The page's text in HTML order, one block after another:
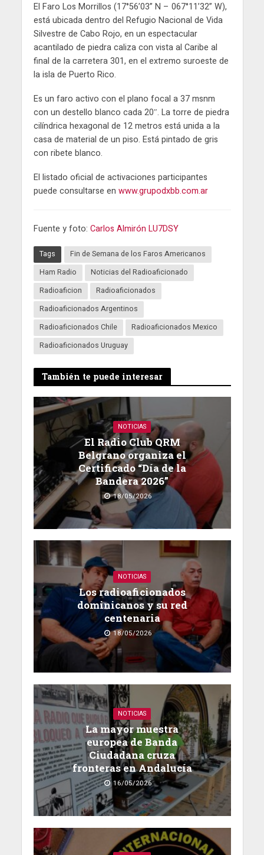
El Faro Los Morrillos (17°56’03” N – 067°11’32” W),
está ubicada dentro del Refugio Nacional de Vida
Silvestre de Cabo Rojo, en un espectacular
acantilado de piedra caliza con vista al Caribe al
final de la carretera 301, en el extremo suroeste de
la isla de Puerto Rico.
Es un faro activo con el plano focal a 37 msnm
con un destello blanco cada 20″. La torre de piedra
cilíndrica hexagonal de 12 metros está unida a la
casa de material de un piso. Está pintado de gris
con ribete blanco.
El listado oficial de activaciones participantes
puede consultarse en www.grupodxbb.com.ar
Fuente y foto: Carlos Almirón LU7DSY
Tags
Fin de Semana de los Faros Americanos
Ham Radio
Noticias del Radioaficionado
Radioaficion
Radioaficionados
Radioaficionados Argentinos
Radioaficionados Chile
Radioaficionados Mexico
Radioaficionados Uruguay
También te puede interesar
NOTICIAS
El Radio Club QRM
Belgrano organiza el
Certificado “Día de la
Bandera 2026”
18/05/2026
NOTICIAS
Los radioaficionados
dominicanos y su red
centenaria
18/05/2026
NOTICIAS
La mayor muestra
europea de Banda
Ciudadana cruza
fronteras en Andalucía
16/05/2026